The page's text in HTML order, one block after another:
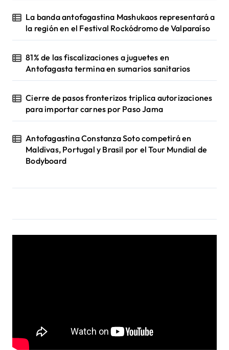
La banda antofagastina Mashukaos representará a
la región en el Festival Rockódromo de Valparaíso
81% de las fiscalizaciones a juguetes en
Antofagasta termina en sumarios sanitarios
Cierre de pasos fronterizos triplica autorizaciones
para importar carnes por Paso Jama
Antofagastina Constanza Soto competirá en
Maldivas, Portugal y Brasil por el Tour Mundial de
Bodyboard